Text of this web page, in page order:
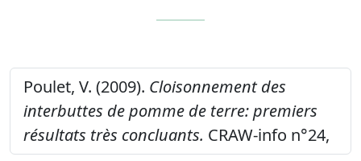
Poulet, V. (2009). Cloisonnement des
interbuttes de pomme de terre: premiers
résultats très concluants. CRAW-info n°24,